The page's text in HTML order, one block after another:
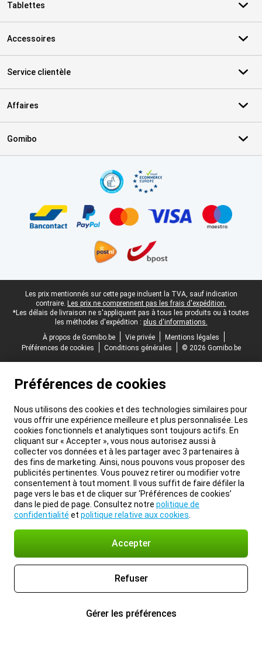
Tablettes
Accessoires
Service clientèle
Affaires
Gomibo
Pied-de-page légal
Les prix mentionnés sur cette page incluent la TVA, sauf indication
contraire. Les prix ne comprennent pas les frais d'expédition.
*Les délais de livraison ne s'appliquent pas à tous les produits ou à toutes
les méthodes d'expédition : plus d'informations.
À propos de Gomibo.be
Vie privée
Mentions légales
Préférences de cookies
Conditions générales © 2026 Gomibo.be
Préférences de cookies
Nous utilisons des cookies et des technologies similaires pour
vous offrir une expérience meilleure et plus personnalisée. Les
cookies fonctionnels et analytiques sont toujours actifs. En
cliquant sur « Accepter », vous nous autorisez aussi à
collecter vos données et à les partager avec 3 partenaires à
des fins de marketing. Ainsi, nous pouvons vous proposer des
publicités pertinentes. Vous pouvez retirer ou modifier votre
consentement à tout moment. Il vous suffit de faire défiler la
page vers le bas et de cliquer sur ‘Préférences de cookies’
dans le pied de page. Consultez notre politique de
confidentialité et politique relative aux cookies
Accepter
Refuser
Gérer les préférences